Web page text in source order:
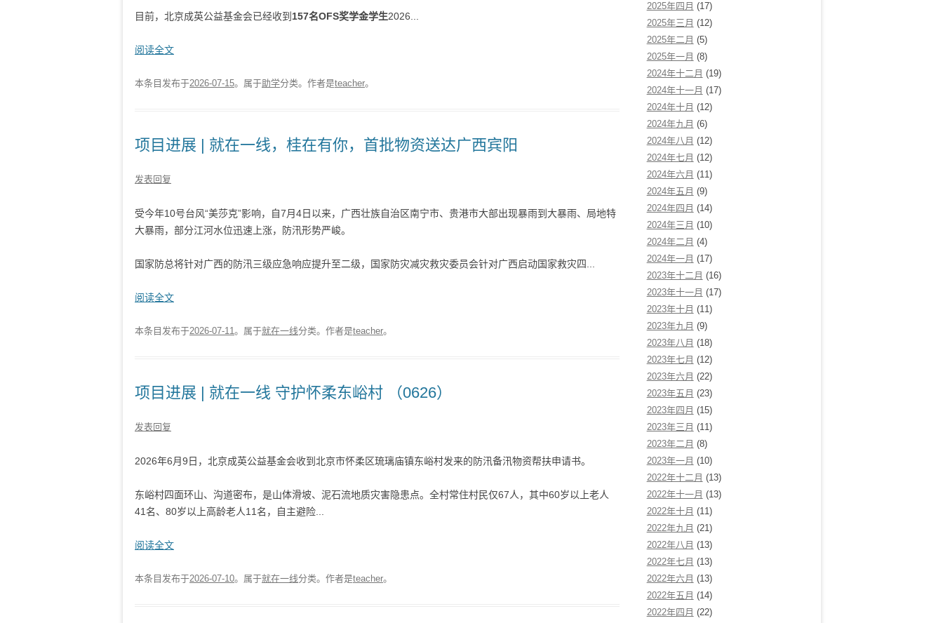
目前，北京成英公益基金会已经收到 157名OFS奖学金学生2026...
阅读全文
本条目发布于2026-07-15。属于助学分类。 作者是teacher。
项目进展 | 就在一线，桂在有你，首批物资送达广西宾阳
发表回复
受今年10号台风“美莎克”影响，自7月4日以来，广西壮族自治区南宁市、贵港市大部出现暴雨到大暴雨、局地特
大暴雨，部分江河水位迅速上涨，防汛形势严峻。
国家防总将针对广西的防汛三级应急响应提升至二级，国家防灾减灾救灾委员会针对广西启动国家救灾四...
阅读全文
本条目发布于2026-07-11。属于就在一线分类。 作者是teacher。
项目进展 | 就在一线 守护怀柔东峪村 （0626）
发表回复
2026年6月9日，北京成英公益基金会收到北京市怀柔区琉璃庙镇东峪村发来的防汛备汛物资帮扶申请书。
东峪村四面环山、沟道密布，是山体滑坡、泥石流地质灾害隐患点。全村常住村民仅67人，其中60岁以上老人
41名、80岁以上高龄老人11名，自主避险...
阅读全文
本条目发布于2026-07-10。属于就在一线分类。 作者是teacher。
2025年四月 (17)
2025年三月 (12)
2025年二月 (5)
2025年一月 (8)
2024年十二月 (19)
2024年十一月 (17)
2024年十月 (12)
2024年九月 (6)
2024年八月 (12)
2024年七月 (12)
2024年六月 (11)
2024年五月 (9)
2024年四月 (14)
2024年三月 (10)
2024年二月 (4)
2024年一月 (17)
2023年十二月 (16)
2023年十一月 (17)
2023年十月 (11)
2023年九月 (9)
2023年八月 (18)
2023年七月 (12)
2023年六月 (22)
2023年五月 (23)
2023年四月 (15)
2023年三月 (11)
2023年二月 (8)
2023年一月 (10)
2022年十二月 (13)
2022年十一月 (13)
2022年十月 (11)
2022年九月 (21)
2022年八月 (13)
2022年七月 (13)
2022年六月 (13)
2022年五月 (14)
2022年四月 (22)